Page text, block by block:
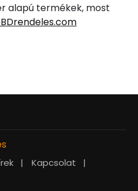
alapú termékek, most
Kapcsolat